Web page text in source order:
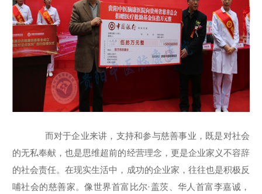
而对于企业来讲，支持和参与慈善事业，既是对社会
的无私奉献，也是思维超前的经营理念，更是企业家义不容辞
的社会责任。在现实生活中，成功的企业家，往往也是积极反
哺社会的慈善家。像世界首富比尔·盖茨、华人首富李嘉诚，